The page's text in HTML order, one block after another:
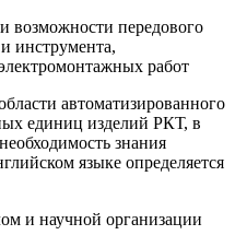
возможности передового
инструмента,
работ
автоматизированного
единиц изделий РКТ, в
знания
языке определяется
и научной организации